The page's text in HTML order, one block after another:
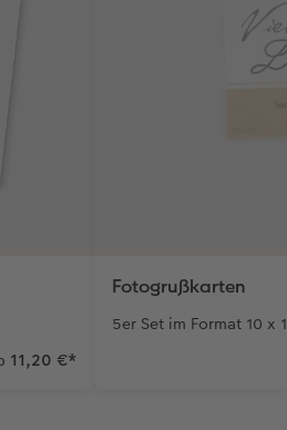
11,20 €*
Fotogrußkarten
5er Set im Format 10 x